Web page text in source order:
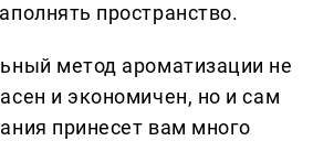
пространство.
метод ароматизации не
и экономичен, но и сам
принесет вам много